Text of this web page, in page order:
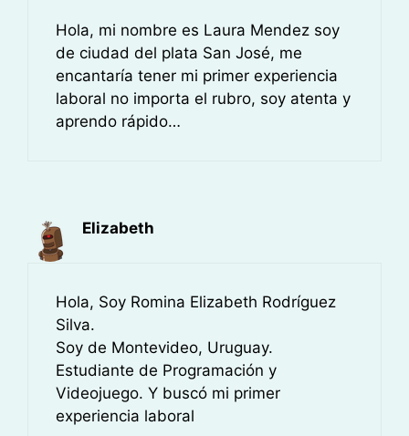
Hola, mi nombre es Laura Mendez soy
de ciudad del plata San José, me
encantaría tener mi primer experiencia
laboral no importa el rubro, soy atenta y
aprendo rápido…
Elizabeth
Hola, Soy Romina Elizabeth Rodríguez
Silva.
Soy de Montevideo, Uruguay.
Estudiante de Programación y
Videojuego. Y buscó mi primer
experiencia laboral